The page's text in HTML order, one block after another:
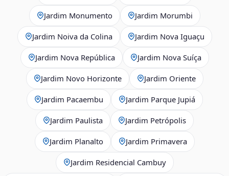
Jardim Monumento Jardim Morumbi
Jardim Noiva da Colina Jardim Nova Iguaçu
Jardim Nova República Jardim Nova Suíça
Jardim Novo Horizonte Jardim Oriente
Jardim Pacaembu Jardim Parque Jupiá
Jardim Paulista Jardim Petrópolis
Jardim Planalto Jardim Primavera
Jardim Residencial Cambuy